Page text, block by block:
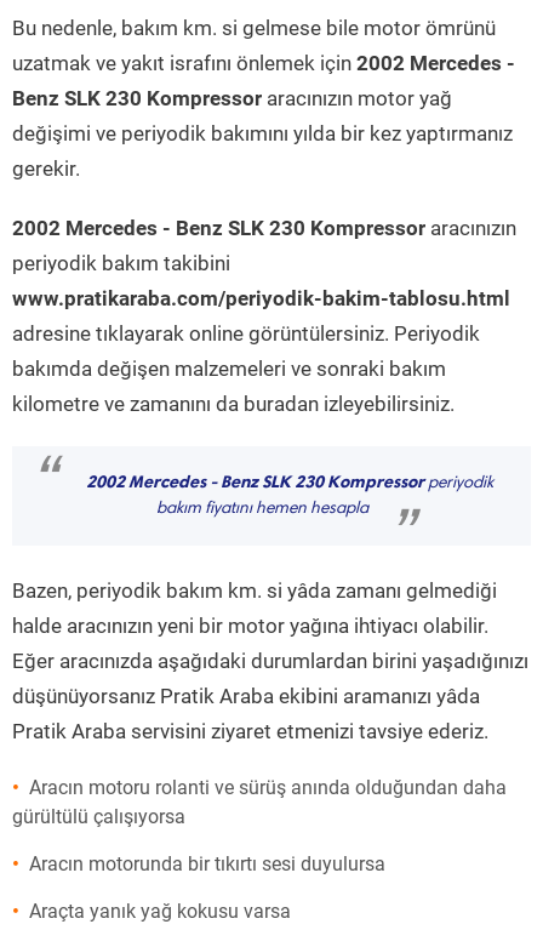
Bu nedenle, bakım km. si gelmese bile motor ömrünü
uzatmak ve yakıt israfını önlemek için 2002 Mercedes -
Benz SLK 230 Kompressor aracınızın motor yağ
değişimi ve periyodik bakımını yılda bir kez yaptırmanız
gerekir.
2002 Mercedes - Benz SLK 230 Kompressor aracınızın
periyodik bakım takibini
www.pratikaraba.com/periyodik-bakim-tablosu.html
adresine tıklayarak online görüntülersiniz. Periyodik
bakımda değişen malzemeleri ve sonraki bakım
kilometre ve zamanını da buradan izleyebilirsiniz.
“ 2002 Mercedes - Benz SLK 230 Kompressorperiyodik
bakım fiyatını hemen hesapla
”
Bazen, periyodik bakım km. si yâda zamanı gelmediği
halde aracınızın yeni bir motor yağına ihtiyacı olabilir.
Eğer aracınızda aşağıdaki durumlardan birini yaşadığınızı
düşünüyorsanız Pratik Araba ekibini aramanızı yâda
Pratik Araba servisini ziyaret etmenizi tavsiye ederiz.
Aracın motoru rolanti ve sürüş anında olduğundan daha
gürültülü çalışıyorsa
Aracın motorunda bir tıkırtı sesi duyulursa
Araçta yanık yağ kokusu varsa